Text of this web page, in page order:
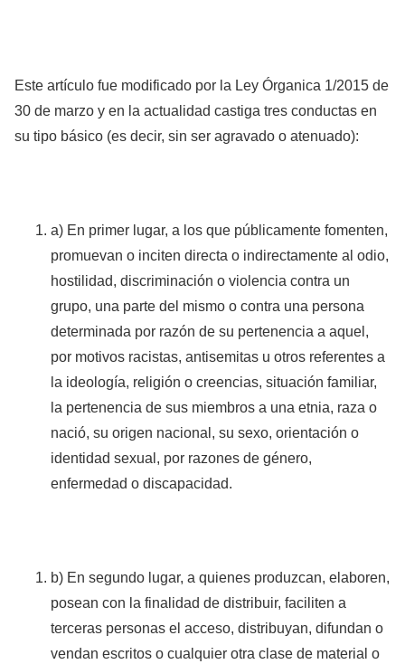
Este artículo fue modificado por la Ley Órganica 1/2015 de
30 de marzo y en la actualidad castiga tres conductas en
su tipo básico (es decir, sin ser agravado o atenuado):
a) En primer lugar, a los que públicamente fomenten,
promuevan o inciten directa o indirectamente al odio,
hostilidad, discriminación o violencia contra un
grupo, una parte del mismo o contra una persona
determinada por razón de su pertenencia a aquel,
por motivos racistas, antisemitas u otros referentes a
la ideología, religión o creencias, situación familiar,
la pertenencia de sus miembros a una etnia, raza o
nació, su origen nacional, su sexo, orientación o
identidad sexual, por razones de género,
enfermedad o discapacidad.
b) En segundo lugar, a quienes produzcan, elaboren,
posean con la finalidad de distribuir, faciliten a
terceras personas el acceso, distribuyan, difundan o
vendan escritos o cualquier otra clase de material o